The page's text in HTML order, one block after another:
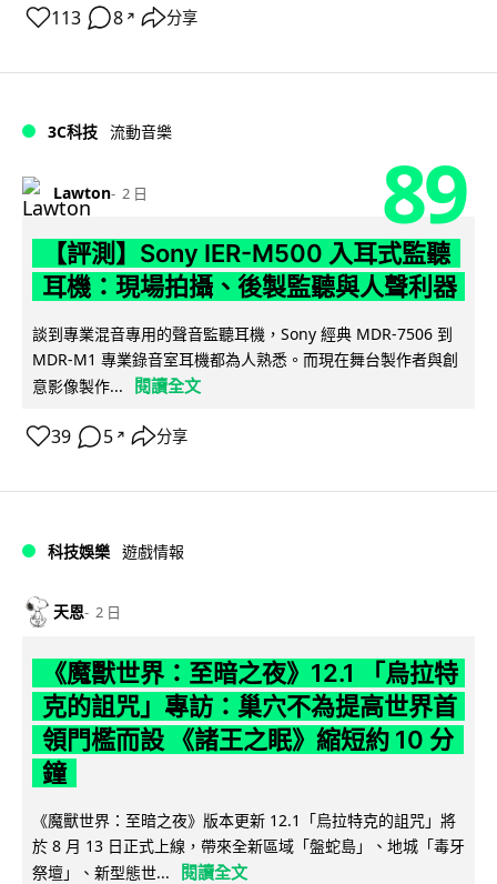
113 8 ↗ 分享
3C科技 流動音樂
Lawton 2 日 89
【評測】Sony IER-M500 入耳式監聽
耳機：現場拍攝、後製監聽與人聲利器
談到專業混音專用的聲音監聽耳機，Sony 經典 MDR-7506 到
MDR-M1 專業錄音室耳機都為人熟悉。而現在舞台製作者與創
意影像製作...
閱讀全文
39 5 ↗ 分享
科技娛樂 遊戲情報
天恩 2 日
《魔獸世界：至暗之夜》12.1 「烏拉特
克的詛咒」專訪：巢穴不為提高世界首
領門檻而設 《諸王之眠》縮短約 10 分
鐘
《魔獸世界：至暗之夜》版本更新 12.1「烏拉特克的詛咒」將
於 8 月 13 日正式上線，帶來全新區域「盤蛇島」、地城「毒牙
祭壇」、新型態世...
閱讀全文